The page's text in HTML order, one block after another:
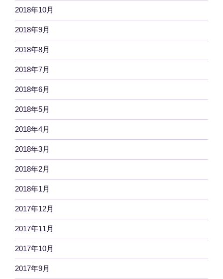
2018年10月
2018年9月
2018年8月
2018年7月
2018年6月
2018年5月
2018年4月
2018年3月
2018年2月
2018年1月
2017年12月
2017年11月
2017年10月
2017年9月